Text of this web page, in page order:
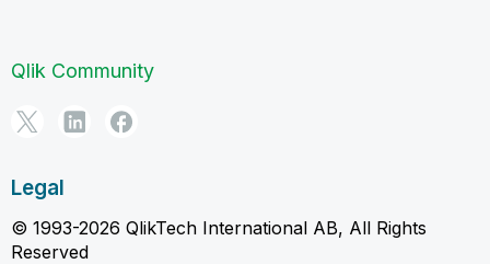
Qlik Community
Legal
© 1993-2026 QlikTech International AB, All Rights
Reserved